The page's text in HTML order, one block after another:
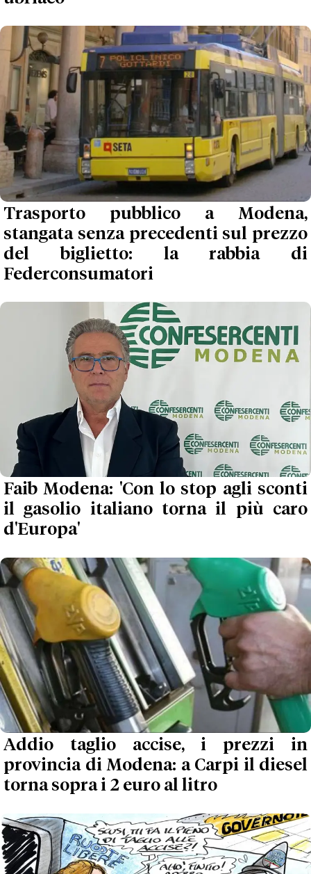
Trasporto pubblico a Modena,
stangata senza precedenti sul prezzo
del biglietto: la rabbia di
Federconsumatori
Faib Modena: 'Con lo stop agli sconti
il gasolio italiano torna il più caro
d'Europa'
Addio taglio accise, i prezzi in
provincia di Modena: a Carpi il diesel
torna sopra i 2 euro al litro